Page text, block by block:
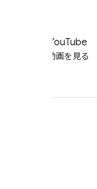
YouTube
動画を見る